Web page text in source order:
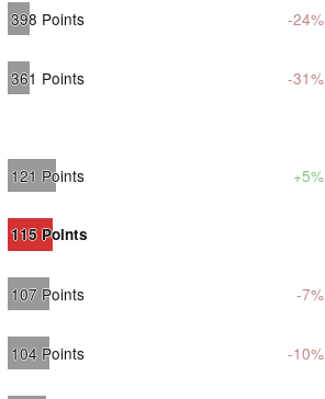
398 Points -24%
361 Points -31%
121 Points +5%
115 Points
107 Points -7%
104 Points -10%